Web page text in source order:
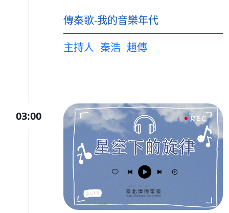
傳秦歌-我的音樂年代
主持人 秦浩 趙傳
03:00